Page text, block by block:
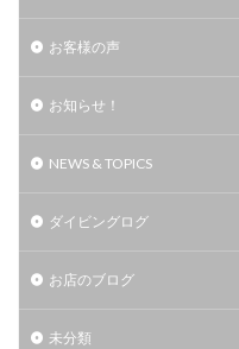
お客様の声
お知らせ！
NEWS & TOPICS
ダイビングログ
お店のブログ
未分類